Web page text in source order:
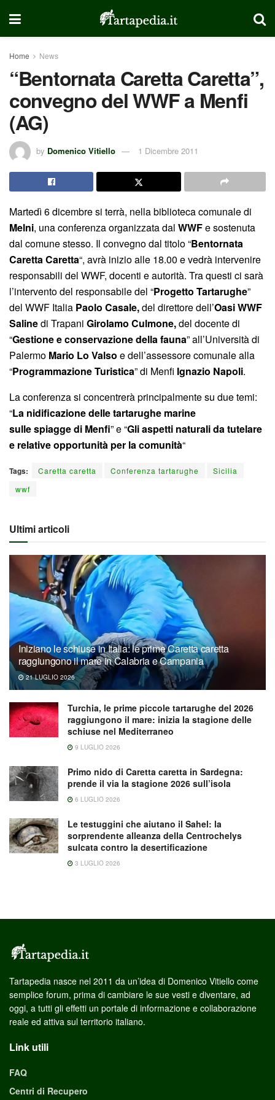
Home News
“Bentornata Caretta Caretta”,
convegno del WWF a Menfi
(AG)
by Domenico Vitiello 1 Dicembre 2011
Martedì 6 dicembre si terrà, nella biblioteca comunale di
Melni, una conferenza organizzata dal WWFe sostenuta
dal comune stesso. Il convegno dal titolo “Bentornata
CarettaCaretta“, avrà inizio alle 18.00 e vedrà intervenire
responsabili del WWF, docenti e autorità. Tra questi ci sarà
l’intervento del responsabile del “Progetto Tartarughe”
del WWF Italia Paolo Casale,del direttore dell’Oasi WWF
Salinedi Trapani Girolamo Culmone,del docente di
“Gestione e conservazione della fauna” all’Università di
Palermo Mario Lo Valso e dell’assessore comunale alla
“Programmazione Turistica” di Menfi Ignazio Napoli.
La conferenza si concentrerà principalmente su due temi:
“La nidificazione delle tartarughe marine
sulle spiagge di Menfi” e “Gli aspetti naturali da tutelare
e relative opportunità per la comunità“
Tags: Caretta caretta Conferenza tartarughe
Sicilia
wwf
Ultimi articoli
Iniziano le schiuse in Italia: le prime Caretta caretta
raggiungono il mare in Calabria e Campania
21 LUGLIO 2026
Turchia, le prime piccole tartarughe del 2026
raggiungono il mare: inizia la stagione delle
schiuse nel Mediterraneo
9 LUGLIO 2026
Primo nido di Caretta caretta in Sardegna:
prende il via la stagione 2026 sull’isola
6 LUGLIO 2026
Le testuggini che aiutano il Sahel: la
sorprendente alleanza della Centrochelys
sulcata contro la desertificazione
3 LUGLIO 2026
Tartapedia nasce nel 2011 da un’idea di Domenico Vitiello come
semplice forum, prima di cambiare le sue vesti e diventare, ad
oggi, a tutti gli effetti un portale di informazione e collaborazione
reale ed attiva sul territorio italiano.
Link utili
FAQ
Centri di Recupero